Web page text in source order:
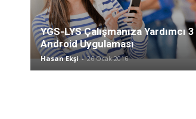
YGS-LYS Çalışmanıza Yardımcı 3
Android Uygulaması
Hasan Ekşi - 26 Ocak 2016